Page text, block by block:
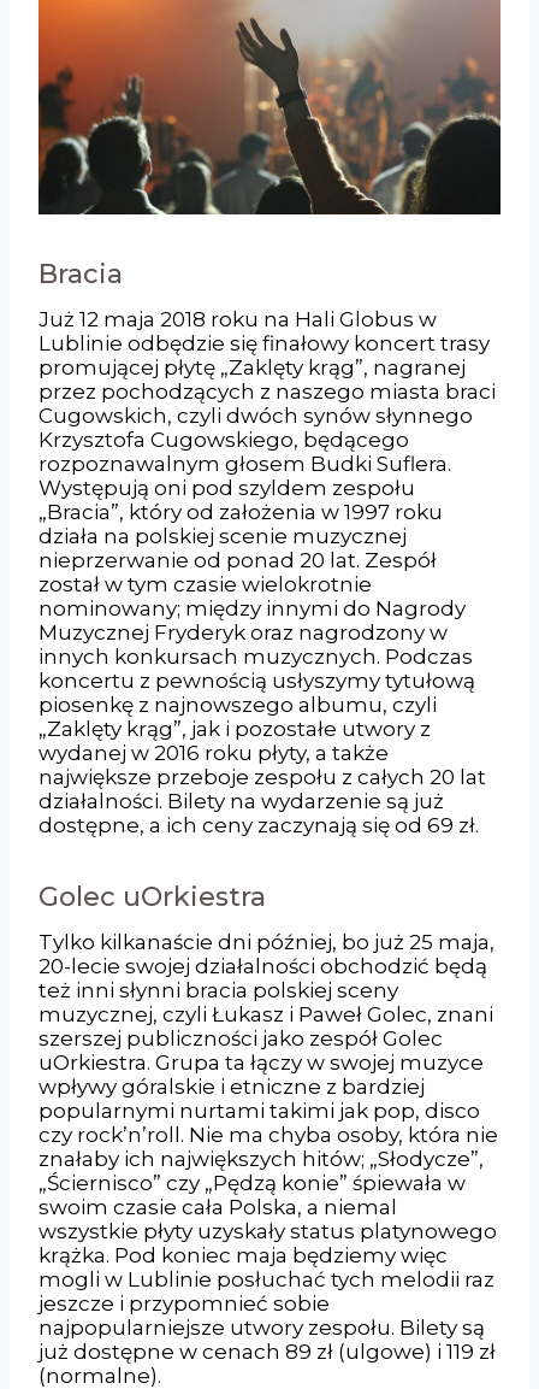
Bracia
Już 12 maja 2018 roku na Hali Globus w
Lublinie odbędzie się finałowy koncert trasy
promującej płytę „Zaklęty krąg”, nagranej
przez pochodzących z naszego miasta braci
Cugowskich, czyli dwóch synów słynnego
Krzysztofa Cugowskiego, będącego
rozpoznawalnym głosem Budki Suflera.
Występują oni pod szyldem zespołu
„Bracia”, który od założenia w 1997 roku
działa na polskiej scenie muzycznej
nieprzerwanie od ponad 20 lat. Zespół
został w tym czasie wielokrotnie
nominowany; między innymi do Nagrody
Muzycznej Fryderyk oraz nagrodzony w
innych konkursach muzycznych. Podczas
koncertu z pewnością usłyszymy tytułową
piosenkę z najnowszego albumu, czyli
„Zaklęty krąg”, jak i pozostałe utwory z
wydanej w 2016 roku płyty, a także
największe przeboje zespołu z całych 20 lat
działalności. Bilety na wydarzenie są już
dostępne, a ich ceny zaczynają się od 69 zł.
Golec uOrkiestra
Tylko kilkanaście dni później, bo już 25 maja,
20-lecie swojej działalności obchodzić będą
też inni słynni bracia polskiej sceny
muzycznej, czyli Łukasz i Paweł Golec, znani
szerszej publiczności jako zespół Golec
uOrkiestra. Grupa ta łączy w swojej muzyce
wpływy góralskie i etniczne z bardziej
popularnymi nurtami takimi jak pop, disco
czy rock’n’roll. Nie ma chyba osoby, która nie
znałaby ich największych hitów; „Słodycze”,
„Ściernisco” czy „Pędzą konie” śpiewała w
swoim czasie cała Polska, a niemal
wszystkie płyty uzyskały status platynowego
krążka. Pod koniec maja będziemy więc
mogli w Lublinie posłuchać tych melodii raz
jeszcze i przypomnieć sobie
najpopularniejsze utwory zespołu. Bilety są
już dostępne w cenach 89 zł (ulgowe) i 119 zł
(normalne).